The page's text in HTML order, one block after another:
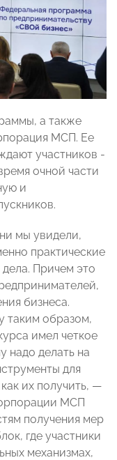
а также
МСП. Ее
участников -
очной части
и
мы увидели,
практические
Причем это
бизнеса.
таким образом,
имел четкое
надо делать на
для
их получить, —
МСП
получения мер
где участники
механизмах,